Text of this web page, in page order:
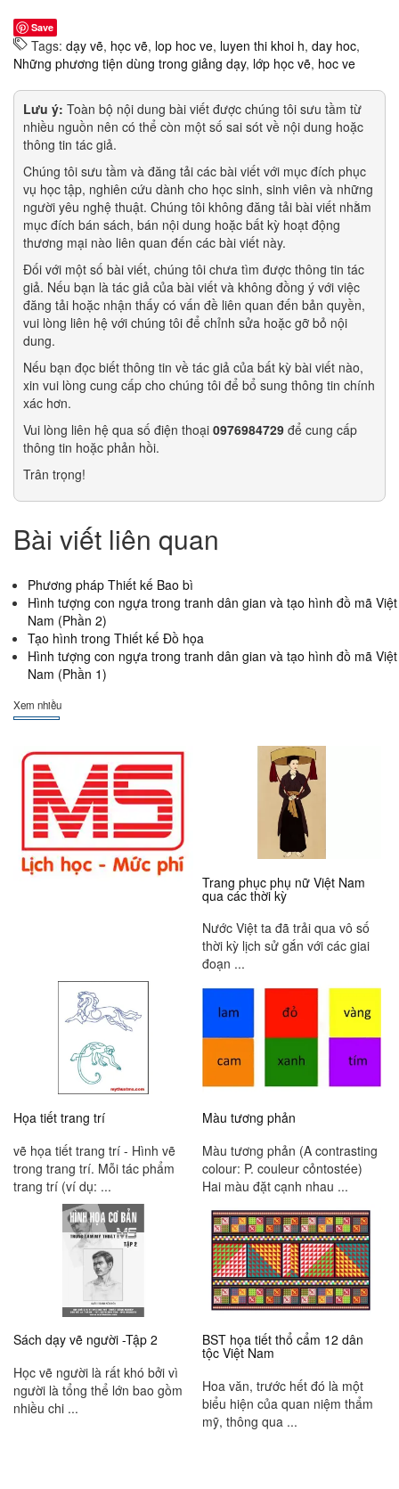
Save
Tags: dạy vẽ, học vẽ, lop hoc ve, luyen thi khoi h, day hoc,
Những phương tiện dùng trong giảng dạy, lớp học vẽ, hoc ve
Lưu ý: Toàn bộ nội dung bài viết được chúng tôi sưu tầm từ
nhiều nguồn nên có thể còn một số sai sót về nội dung hoặc
thông tin tác giả.
Chúng tôi sưu tầm và đăng tải các bài viết với mục đích phục
vụ học tập, nghiên cứu dành cho học sinh, sinh viên và những
người yêu nghệ thuật. Chúng tôi không đăng tải bài viết nhằm
mục đích bán sách, bán nội dung hoặc bất kỳ hoạt động
thương mại nào liên quan đến các bài viết này.
Đối với một số bài viết, chúng tôi chưa tìm được thông tin tác
giả. Nếu bạn là tác giả của bài viết và không đồng ý với việc
đăng tải hoặc nhận thấy có vấn đề liên quan đến bản quyền,
vui lòng liên hệ với chúng tôi để chỉnh sửa hoặc gỡ bỏ nội
dung.
Nếu bạn đọc biết thông tin về tác giả của bất kỳ bài viết nào,
xin vui lòng cung cấp cho chúng tôi để bổ sung thông tin chính
xác hơn.
Vui lòng liên hệ qua số điện thoại 0976984729 để cung cấp
thông tin hoặc phản hồi.
Trân trọng!
Bài viết liên quan
Phương pháp Thiết kế Bao bì
Hình tượng con ngựa trong tranh dân gian và tạo hình đồ mã Việt
Nam (Phần 2)
Tạo hình trong Thiết kế Đồ họa
Hình tượng con ngựa trong tranh dân gian và tạo hình đồ mã Việt
Nam (Phần 1)
Xem nhiều
Trang phục phụ nữ Việt Nam
qua các thời kỳ
Nước Việt ta đã trải qua vô số
thời kỳ lịch sử gắn với các giai
đoạn ...
Họa tiết trang trí
vẽ họa tiết trang trí - Hình vẽ
trong trang trí. Mỗi tác phẩm
trang trí (ví dụ: ...
Màu tương phản
Màu tương phản (A contrasting
colour: P. couleur cỏntostée)
Hai màu đặt cạnh nhau ...
Sách dạy vẽ người -Tập 2
Học vẽ người là rất khó bởi vì
người là tổng thể lớn bao gồm
nhiều chi ...
BST họa tiết thổ cẩm 12 dân
tộc Việt Nam
Hoa văn, trước hết đó là một
biểu hiện của quan niệm thẩm
mỹ, thông qua ...